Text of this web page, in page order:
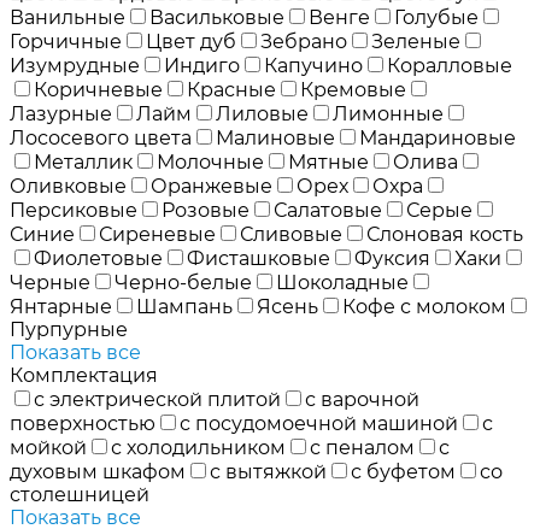
Ванильные
Васильковые Венге
Голубые
Горчичные
Цвет дуб Зебрано
Зеленые
Изумрудные
Индиго Капучино
Коралловые
Коричневые
Красные
Кремовые
Лазурные
Лайм Лиловые
Лимонные
Лососевого цвета
Малиновые
Мандариновые
Металлик
Молочные Мятные
Олива
Оливковые
Оранжевые Орех
Охра
Персиковые
Розовые Салатовые
Серые
Синие
Сиреневые Сливовые
Слоновая кость
Фиолетовые
Фисташковые Фуксия
Хаки
Черные
Черно-белые
Шоколадные
Янтарные
Шампань Ясень
Кофе с молоком
Пурпурные
Показать все
Комплектация
с электрической плитой
с варочной
поверхностью
с посудомоечной машиной
с
мойкой
с холодильником с пеналом
с
духовым шкафом
с вытяжкой с буфетом
со
столешницей
Показать все